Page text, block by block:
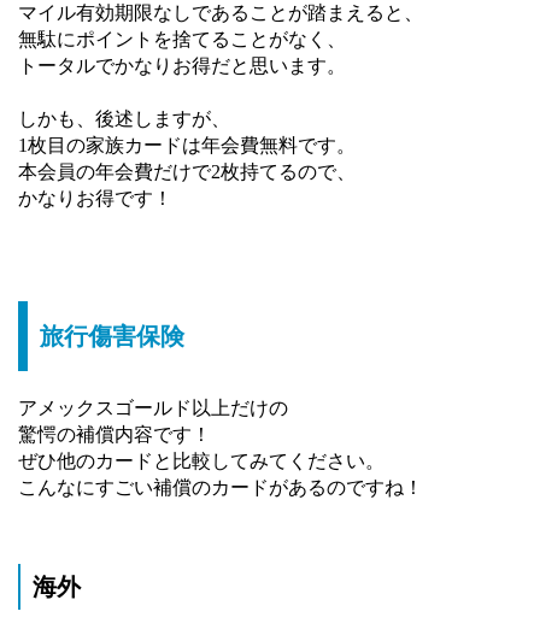
マイル有効期限なしであることが踏まえると、
無駄にポイントを捨てることがなく、
トータルでかなりお得だと思います。
しかも、後述しますが、
1枚目の家族カードは年会費無料です。
本会員の年会費だけで2枚持てるので、
かなりお得です！
旅行傷害保険
アメックスゴールド以上だけの
驚愕の補償内容です！
ぜひ他のカードと比較してみてください。
こんなにすごい補償のカードがあるのですね！
海外